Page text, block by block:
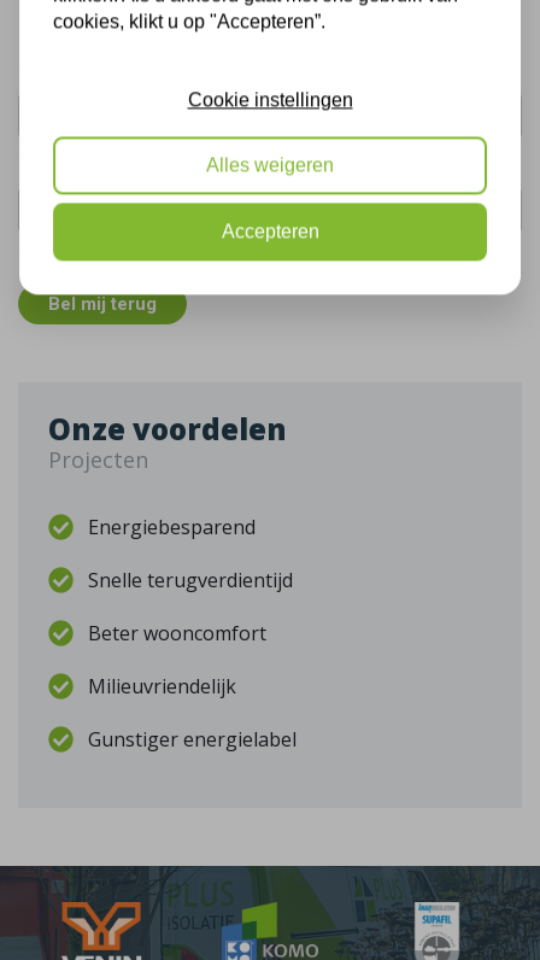
De gegevens die u hier verstrekt vallen onder ons
Bel mij terug
Onze voordelen
Projecten
Energiebesparend
Snelle terugverdientijd
Beter wooncomfort
Milieuvriendelijk
Gunstiger energielabel
cookies, klikt u op "Accepteren”.
Cookie instellingen
Alles weigeren
Accepteren